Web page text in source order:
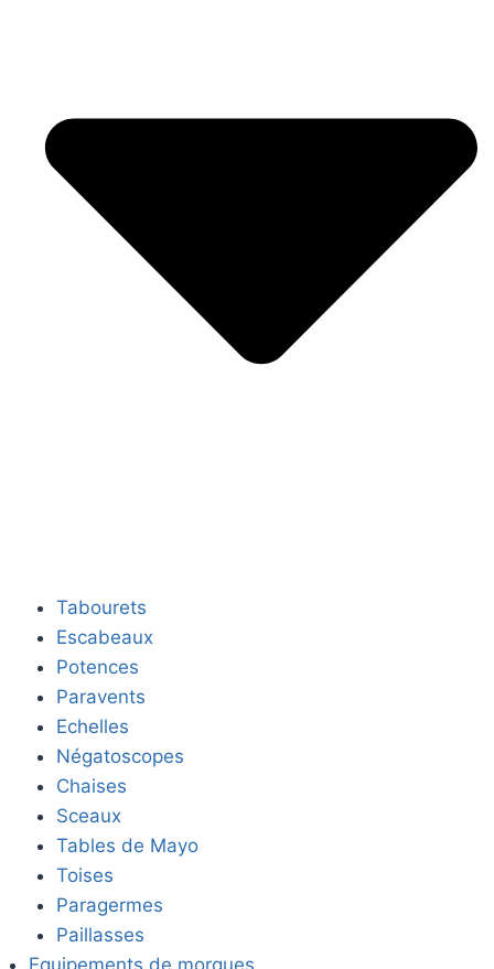
Tabourets
Escabeaux
Potences
Paravents
Echelles
Négatoscopes
Chaises
Sceaux
Tables de Mayo
Toises
Paragermes
Paillasses
Equipements de morgues